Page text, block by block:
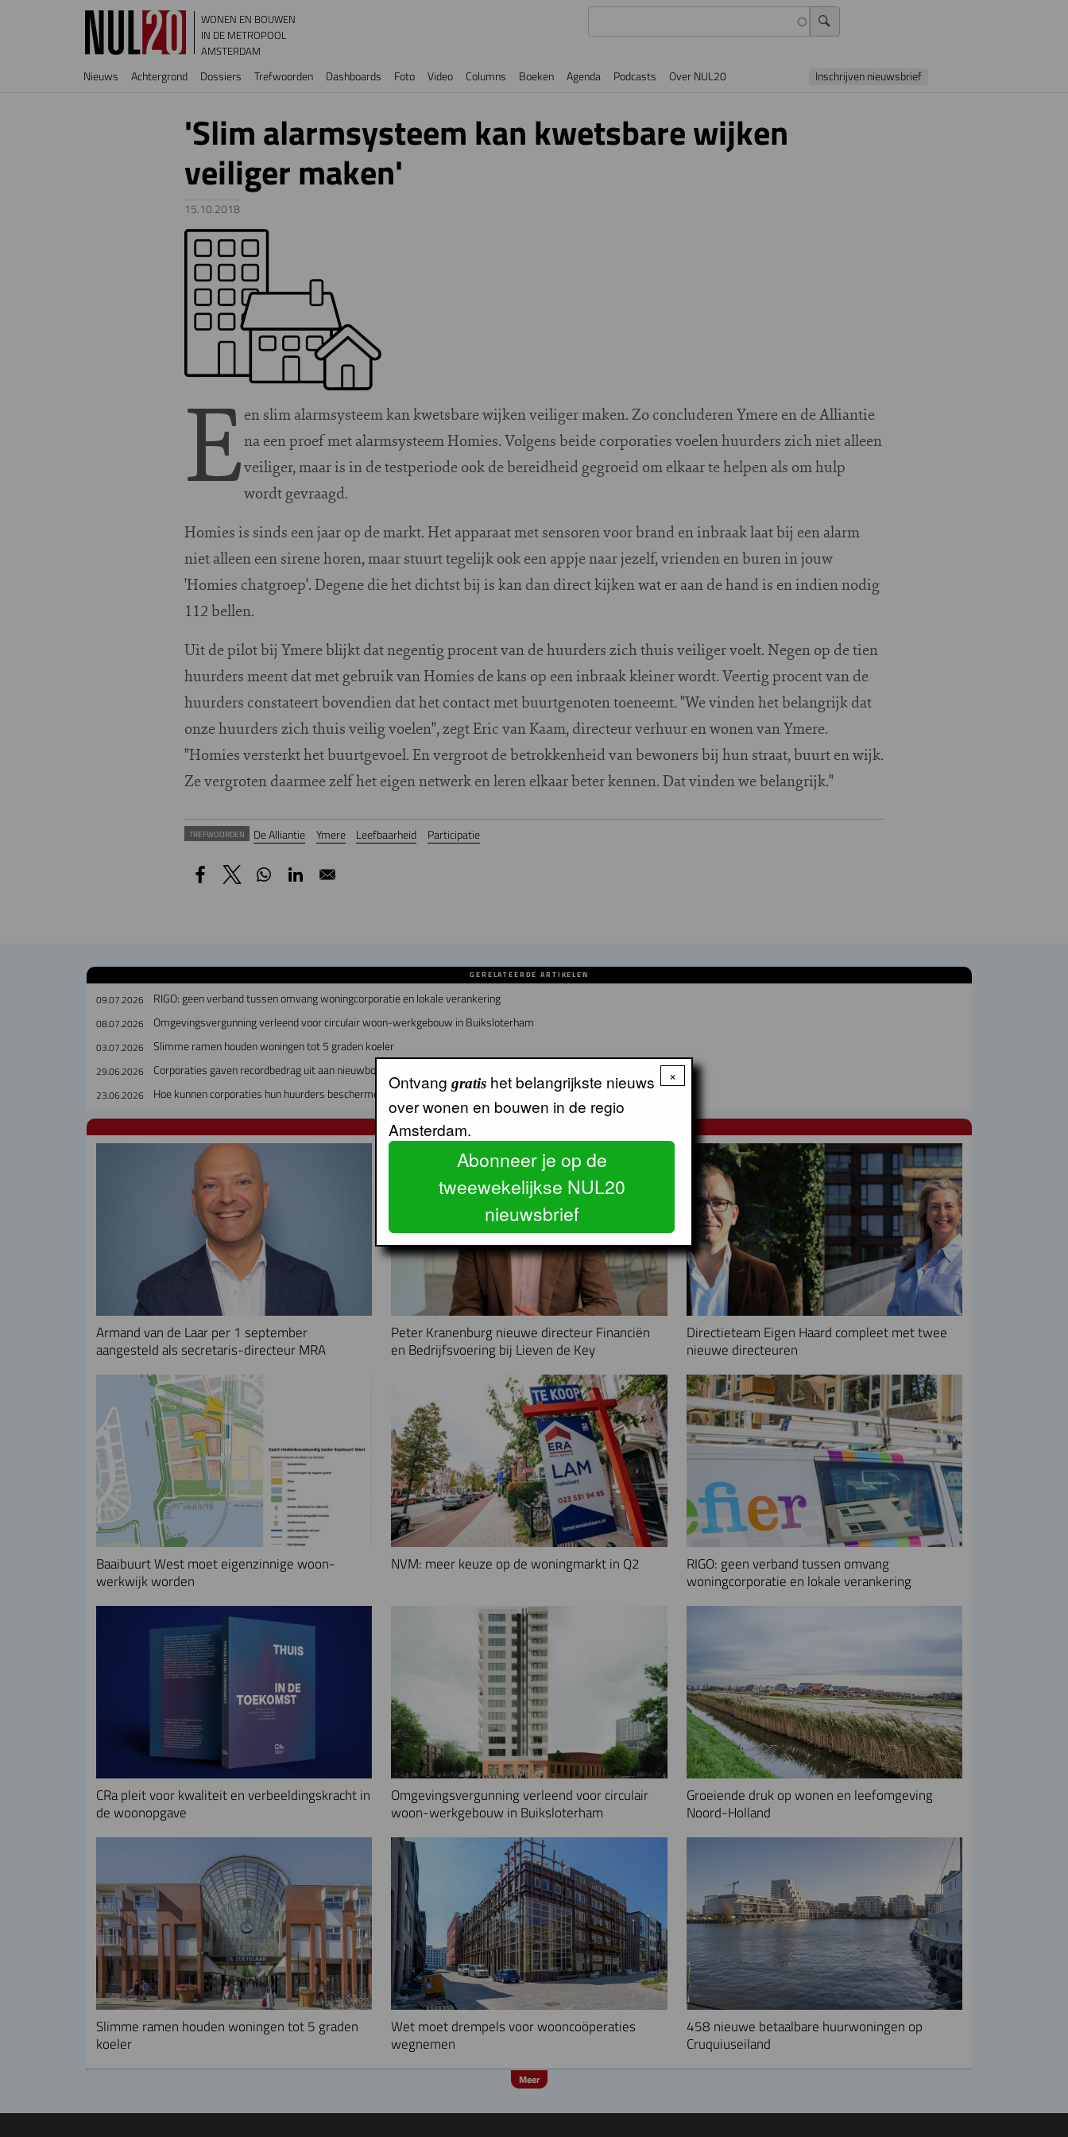
Overslaan en naar de inhoud gaan
WONEN EN BOUWEN
IN DE METROPOOL
AMSTERDAM
Hoofdnavigatie
Nieuws Achtergrond Dossiers Trefwoorden Dashboards Foto Video Columns Boeken Agenda Podcasts Over NUL20 Inschrijven nieuwsbrief
'Slim alarmsysteem kan kwetsbare wijken
veiliger maken'
15.10.2018
Image
Een slim alarmsysteem kan kwetsbare wijken veiliger maken. Zo concluderen Ymere en de Alliantie
na een proef met alarmsysteem Homies. Volgens beide corporaties voelen huurders zich niet alleen
veiliger, maar is in de testperiode ook de bereidheid gegroeid om elkaar te helpen als om hulp
wordt gevraagd.
Homies is sinds een jaar op de markt. Het apparaat met sensoren voor brand en inbraak laat bij een alarm
niet alleen een sirene horen, maar stuurt tegelijk ook een appje naar jezelf, vrienden en buren in jouw
'Homies chatgroep'. Degene die het dichtst bij is kan dan direct kijken wat er aan de hand is en indien nodig
112 bellen.
Uit de pilot bij Ymere blijkt dat negentig procent van de huurders zich thuis veiliger voelt. Negen op de tien
huurders meent dat met gebruik van Homies de kans op een inbraak kleiner wordt. Veertig procent van de
huurders constateert bovendien dat het contact met buurtgenoten toeneemt. "We vinden het belangrijk dat
onze huurders zich thuis veilig voelen", zegt Eric van Kaam, directeur verhuur en wonen van Ymere.
"Homies versterkt het buurtgevoel. En vergroot de betrokkenheid van bewoners bij hun straat, buurt en wijk.
Ze vergroten daarmee zelf het eigen netwerk en leren elkaar beter kennen. Dat vinden we belangrijk."
TREFWOORDEN De Alliantie Ymere Leefbaarheid Participatie
GERELATEERDE ARTIKELEN
09.07.2026 RIGO: geen verband tussen omvang woningcorporatie en lokale verankering
08.07.2026 Omgevingsvergunning verleend voor circulair woon-werkgebouw in Buiksloterham
03.07.2026 Slimme ramen houden woningen tot 5 graden koeler
29.06.2026 Corporaties gaven recordbedrag uit aan nieuwbouw en instandhouding
23.06.2026 Hoe kunnen corporaties hun huurders beschermen tegen de hitte?
Armand van de Laar per 1 september
aangesteld als secretaris-directeur MRA
Peter Kranenburg nieuwe directeur Financiën
en Bedrijfsvoering bij Lieven de Key
Directieteam Eigen Haard compleet met twee
nieuwe directeuren
Baaibuurt West moet eigenzinnige woon-
werkwijk worden
NVM: meer keuze op de woningmarkt in Q2
RIGO: geen verband tussen omvang
woningcorporatie en lokale verankering
CRa pleit voor kwaliteit en verbeeldingskracht in
de woonopgave
Omgevingsvergunning verleend voor circulair
woon-werkgebouw in Buiksloterham
Groeiende druk op wonen en leefomgeving
Noord-Holland
Slimme ramen houden woningen tot 5 graden
koeler
Wet moet drempels voor wooncoöperaties
wegnemen
458 nieuwe betaalbare huurwoningen op
Cruquiuseiland
Meer
×
Ontvang gratis het belangrijkste nieuws
over wonen en bouwen in de regio
Amsterdam.
Abonneer je op de
tweewekelijkse NUL20
nieuwsbrief